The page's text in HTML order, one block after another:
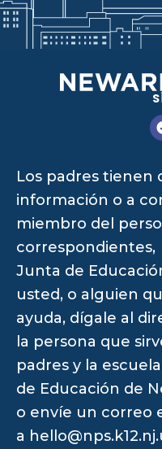
Los padres tienen
información o a
miembro del
correspondientes,
Junta de
usted, o alguien
ayuda, dígale al
la persona que
padres y la
de Educación de
o envíe un correo
a